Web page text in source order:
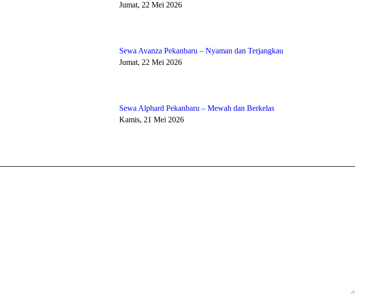
Jumat, 22 Mei 2026
Sewa Avanza Pekanbaru – Nyaman dan Terjangkau
Jumat, 22 Mei 2026
Sewa Alphard Pekanbaru – Mewah dan Berkelas
Kamis, 21 Mei 2026